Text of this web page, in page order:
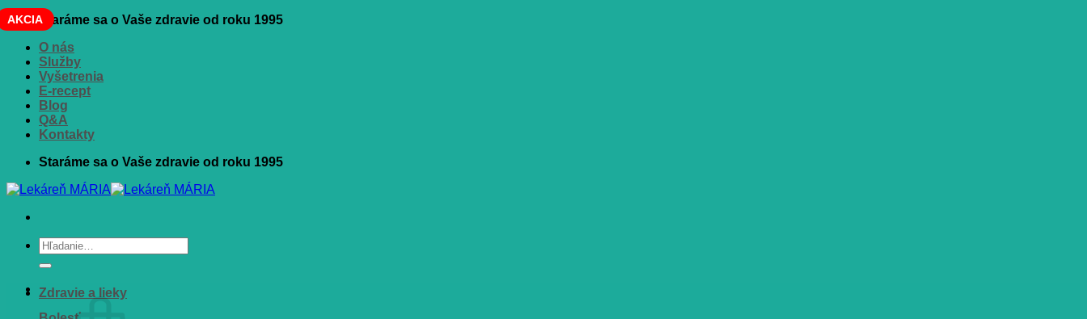
Skip
to
content
Staráme sa o Vaše zdravie od roku 1995
O nás
Služby
Vyšetrenia
E-recept
Blog
Q&A
Kontakty
Staráme sa o Vaše zdravie od roku 1995
Hľadať:
Zdravie a lieky
AKCIA